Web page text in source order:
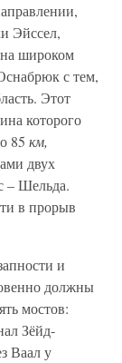
Эйссел,
широком
с тем,
Этот
которого
85 км,
двух
– Шельда.
в прорыв
и
должны
мостов:
Зёйд-
Ваал у